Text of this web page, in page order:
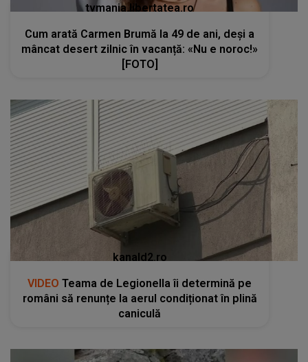
tvmania.libertatea.ro
Cum arată Carmen Brumă la 49 de ani, deși a
mâncat desert zilnic în vacanță: «Nu e noroc!»
[FOTO]
kanald2.ro
VIDEO Teama de Legionella îi determină pe
români să renunțe la aerul condiționat în plină
caniculă